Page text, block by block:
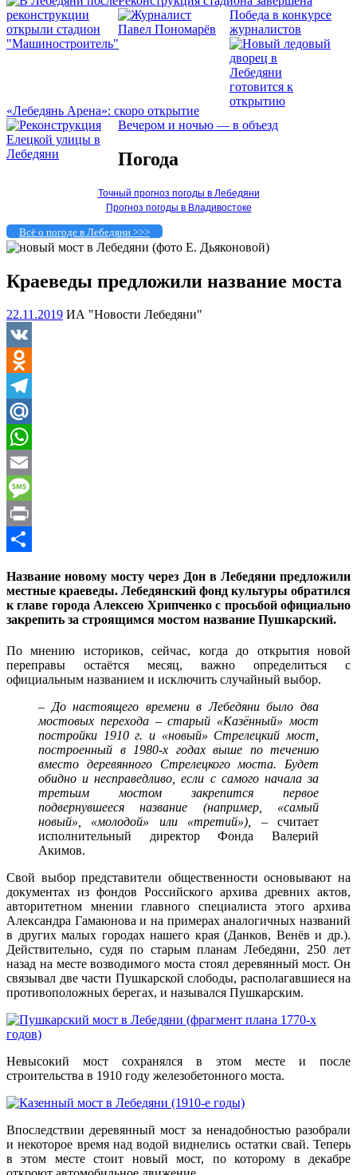
Победа в конкурсе
журналистов
«Лебедянь Арена»: скоро открытие
Вечером и ночью — в объезд
Погода
Точный прогноз погоды в Лебедяни
Прогноз погоды в Владивостоке
Всё о погоде в Лебедяни >>>
Краеведы предложили название моста
22.11.2019 ИА "Новости Лебедяни"
VK
Odnoklassniki
Telegram
Mail.Ru
WhatsApp
Email
Message
Print
Название новому мосту через Дон в Лебедяни предложили
местные краеведы. Лебедянский фонд культуры обратился
к главе города Алексею Хрипченко с просьбой официально
закрепить за строящимся мостом название Пушкарский.
По мнению историков, сейчас, когда до открытия новой
переправы остаётся месяц, важно определиться с
официальным названием и исключить случайный выбор.
– До настоящего времени в Лебедяни было два
мостовых перехода – старый «Казённый» мост
постройки 1910 г. и «новый» Стрелецкий мост,
построенный в 1980-х годах выше по течению
вместо деревянного Стрелецкого моста. Будет
обидно и несправедливо, если с самого начала за
третьим мостом закрепится первое
подвернувшееся название (например, «самый
новый», «молодой» или «третий»),
– считает
исполнительный директор Фонда Валерий
Акимов.
Свой выбор представители общественности основывают на
документах из фондов Российского архива древних актов,
авторитетном мнении главного специалиста этого архива
Александра Гамаюнова и на примерах аналогичных названий
в других малых городах нашего края (Данков, Венёв и др.).
Действительно, судя по старым планам Лебедяни, 250 лет
назад на месте возводимого моста стоял деревянный мост. Он
связывал две части Пушкарской слободы, располагавшиеся на
противоположных берегах, и назывался Пушкарским.
Невысокий мост сохранялся в этом месте и после
строительства в 1910 году железобетонного моста.
Впоследствии деревянный мост за ненадобностью разобрали
и некоторое время над водой виднелись остатки свай. Теперь
в этом месте стоит новый мост, по которому в декабре